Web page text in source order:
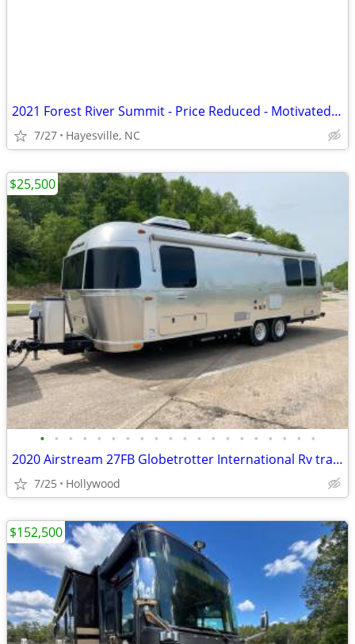
2021 Forest River Summit - Price Reduced - Motivated Seller
7/27 Hayesville, NC
• • • • • • • • • • • • • • • • • • • •
2020 Airstream 27FB Globetrotter International Rv trailer
7/25 Hollywood
$25,500
$152,500